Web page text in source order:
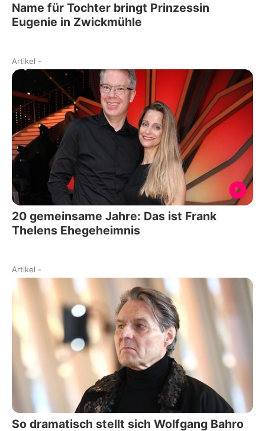
Name für Tochter bringt Prinzessin
Eugenie in Zwickmühle
Artikel -
20 gemeinsame Jahre: Das ist Frank
Thelens Ehegeheimnis
Artikel -
So dramatisch stellt sich Wolfgang Bahro